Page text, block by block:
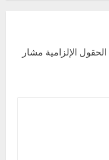
الحقول الإلزامية مشار